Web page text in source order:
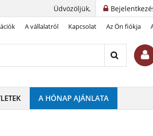
Üdvözöljük,
A vállalatról Kapcsolat Az Ön fiókja
A HÓNAP AJÁNLATA
albumba